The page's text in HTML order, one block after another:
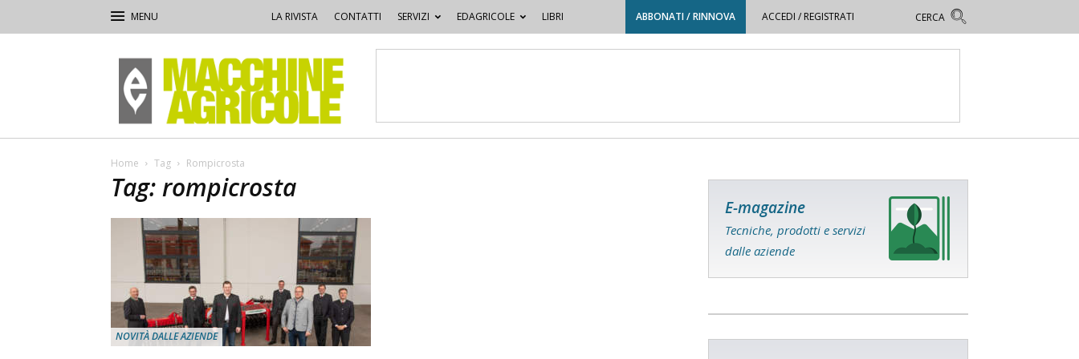
LA RIVISTA CONTATTI SERVIZI EDAGRICOLE LIBRI ABBONATI / RINNOVA ACCEDI / REGISTRATI
Macchine
Agricole
Home Tag Rompicrosta
Tag: rompicrosta
NOVITÀ DALLE AZIENDE
E-magazine
Tecniche, prodotti e servizi
dalle aziende